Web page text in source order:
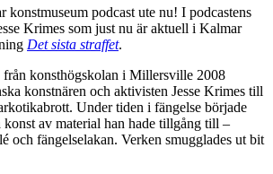
konstmuseum podcast ute nu! I podcastens
Krimes som just nu är aktuell i Kalmar
Det sista straffet.
från konsthögskolan i Millersville 2008
konstnären och aktivisten Jesse Krimes till
Under tiden i fängelse började
konst av material han hade tillgång till –
och fängelselakan. Verken smugglades ut bit